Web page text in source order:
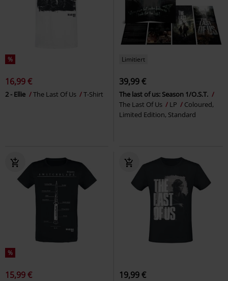
%
16,99 €
2 - Ellie The Last Of Us T-Shirt
Limitiert
39,99 €
The last of us: Season 1/O.S.T.
The Last Of Us
LP
Coloured,
Limited Edition, Standard
%
15,99 € 19,99 €